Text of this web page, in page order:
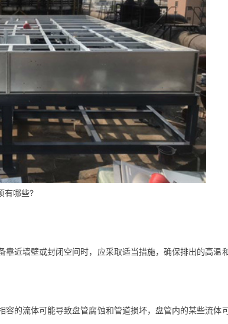
有哪些?
靠近墙壁或封闭空间时，应采取适当措施，确保排出的高温
的流体可能导致盘管腐蚀和管道损坏，盘管内的某些流体